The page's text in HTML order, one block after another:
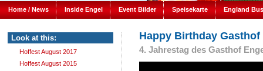
Home / News Inside Engel Event Bilder Speisekarte England Bus
Look at this:
Hoffest August 2017
Hoffest August 2015
Happy Birthday Gasthof
4. Jahrestag des Gasthof